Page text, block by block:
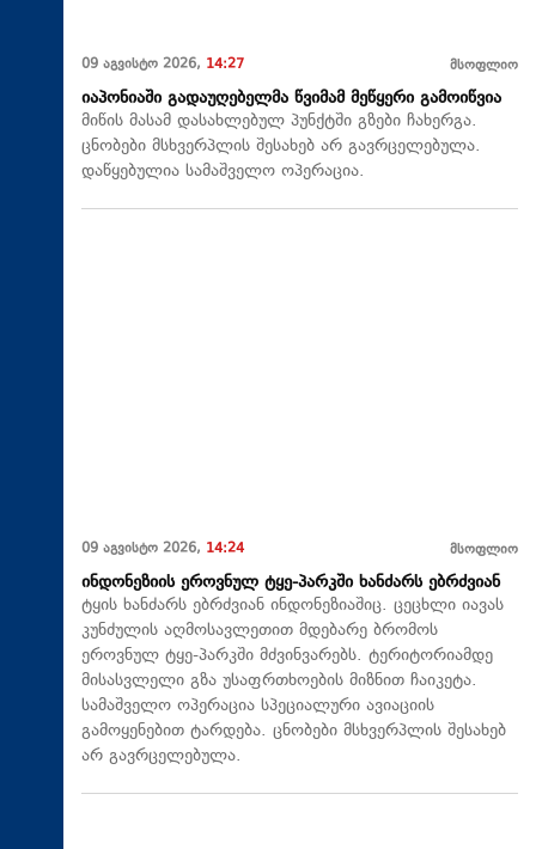
09 აგვისტო 2026, 14:27 მსოფლიო
იაპონიაში გადაუღებელმა წვიმამ მეწყერი გამოიწვია
მიწის მასამ დასახლებულ პუნქტში გზები ჩახერგა.
ცნობები მსხვერპლის შესახებ არ გავრცელებულა.
დაწყებულია სამაშველო ოპერაცია.
09 აგვისტო 2026, 14:24 მსოფლიო
ინდონეზიის ეროვნულ ტყე-პარკში ხანძარს ებრძვიან
ტყის ხანძარს ებრძვიან ინდონეზიაშიც. ცეცხლი იავას
კუნძულის აღმოსავლეთით მდებარე ბრომოს
ეროვნულ ტყე-პარკში მძვინვარებს. ტერიტორიამდე
მისასვლელი გზა უსაფრთხოების მიზნით ჩაიკეტა.
სამაშველო ოპერაცია სპეციალური ავიაციის
გამოყენებით ტარდება. ცნობები მსხვერპლის შესახებ
არ გავრცელებულა.